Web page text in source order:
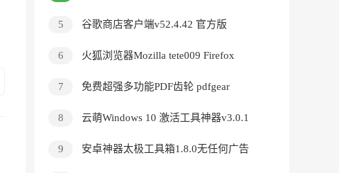
5 谷歌商店客户端v52.4.42 官方版
6
火狐浏览器Mozilla tete009 Firefox
7
免费超强多功能PDF齿轮 pdfgear
8
云萌Windows 10 激活工具神器v3.0.1
9 安卓神器太极工具箱1.8.0无任何广告